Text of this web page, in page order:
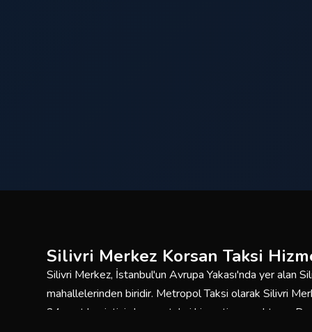
Silivri Merkez Korsan Taksi
Silivri Merkez, İstanbul'un Avrupa Yakası'nda yer alan
mahallelerinden biridir. Metropol Taksi olarak Silivri
24 saat kesintisiz korsan taksi hizmeti sunmaktayız.